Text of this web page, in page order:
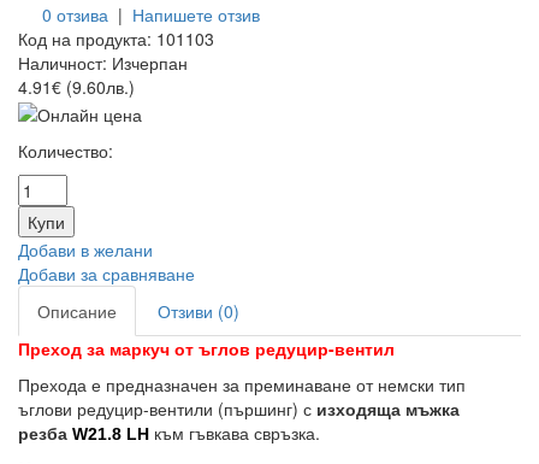
0 отзива | Напишете отзив
Код на продукта: 101103
Наличност: Изчерпан
4.91€ (9.60лв.)
Количество:
Добави в желани
Добави за сравняване
Описание
Отзиви (0)
Преход за маркуч от ъглов редуцир-вентил
Прехода е предназначен за преминаване от немски тип
ъглови редуцир-вентили (пършинг) с изходяща мъжка
резба W21.8 LH към гъвкава свръзка.